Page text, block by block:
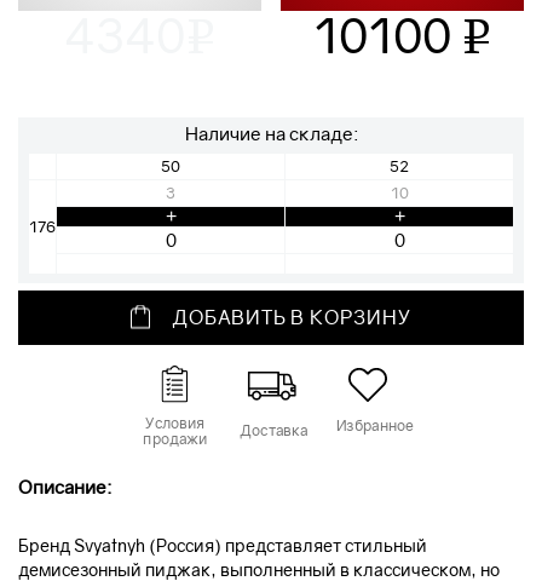
10100 v
Наличие на складе:
50 52
176
3
+
10
+
ДОБАВИТЬ В КОРЗИНУ
Условия
продажи Доставка Избранное
Описание:
Бренд Svyatnyh (Россия) представляет стильный
демисезонный пиджак, выполненный в классическом, но